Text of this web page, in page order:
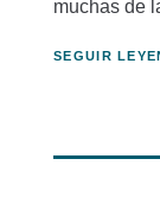
muchas de
SEGUIR